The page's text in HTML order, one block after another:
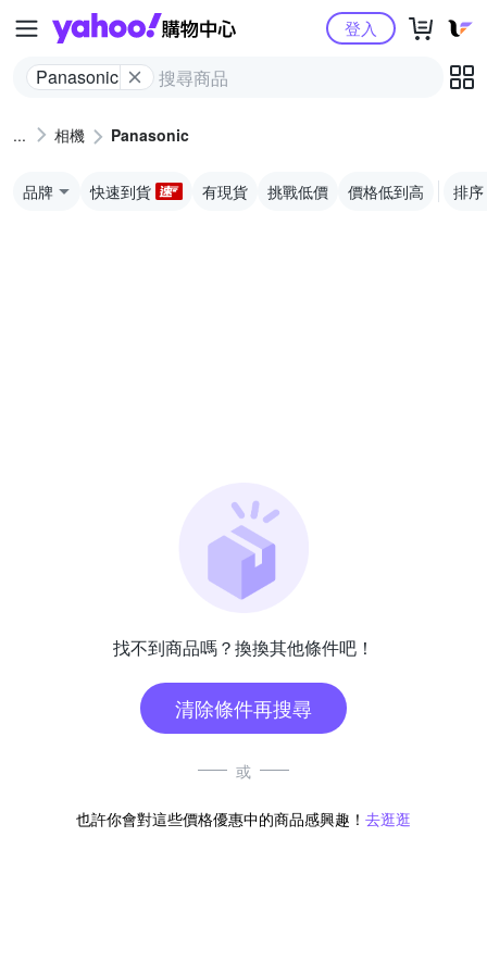
Yahoo購物中心
Panasonic
登入
相機 Panasonic
品牌 快速到貨 有現貨 挑戰低價 價格低到高 排序
找不到商品嗎？換換其他條件吧！
清除條件再搜尋
或
也許你會對這些價格優惠中的商品感興趣！ 去逛逛